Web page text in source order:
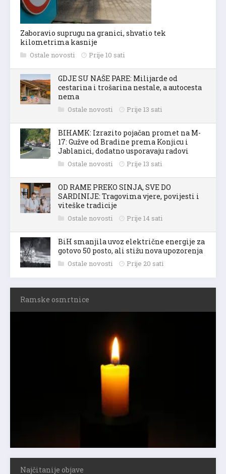
Zaboravio suprugu na granici, shvatio tek
kilometrima kasnije
Ostale novosti Prije 10 sati
GDJE SU NAŠE PARE: Milijarde od
cestarina i trošarina nestale, a autocesta
nema
Ostale novosti Prije 13 sati
BIHAMK: Izrazito pojačan promet na M-
17: Gužve od Bradine prema Konjicu i
Jablanici, dodatno usporavaju radovi
Ostale novosti Prije 13 sati
OD RAME PREKO SINJA, SVE DO
SARDINIJE: Tragovima vjere, povijesti i
viteške tradicije
Ostale novosti Prije 14 sati
BiH smanjila uvoz električne energije za
gotovo 50 posto, ali stižu nova upozorenja
Ostale novosti Prije 20 sati
Ramske osmrtnice
Najčitanije objave